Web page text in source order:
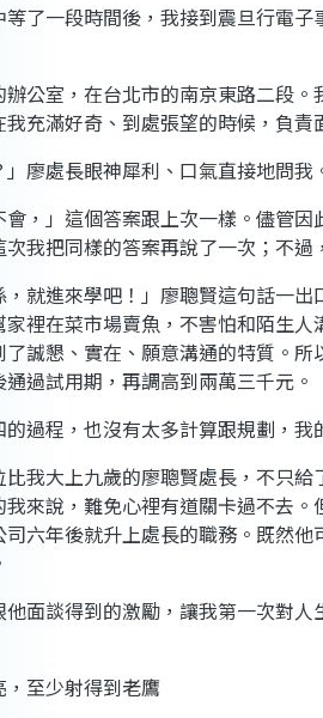
等了一段時間後，我接到震旦行電
辦公室，在台北市的南京東路二段
充滿好奇、到處張望的時候，負責
」廖處長眼神犀利、口氣直接地問我
會，」這個答案跟上次一樣。儘管
我把同樣的答案再說了一次；不
，就進來學吧！」廖聰賢這句話一
裡在菜市場賣魚，不害怕和陌生
誠懇、實在、願意溝通的特質。
過試用期，再調高到兩萬三千元。
過程，也沒有太多計算跟規劃，我
比我大上九歲的廖聰賢處長，不只
來說，難免心裡有道關卡過不去
司六年後就升上處長的職務。既然
面談得到的激勵，讓我第一次對
至少射得到老鷹